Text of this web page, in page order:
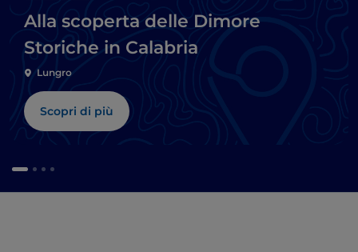
Alla scoperta delle Dimore
Storiche in Calabria
Lungro
Scopri di più